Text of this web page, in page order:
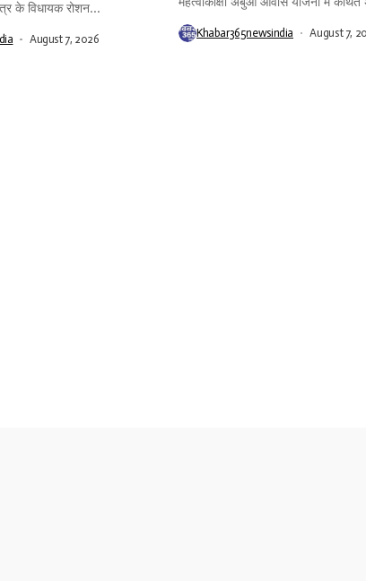
के विधायक रोशन...
August 7, 2026 Khabar365newsindia August 7,